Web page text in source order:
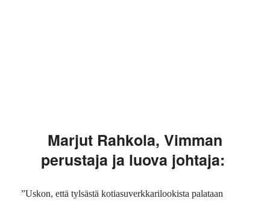
Marjut Rahkola, Vimman
perustaja ja luova johtaja:
”Uskon, että tylsästä kotiasuverkkarilookista palataan